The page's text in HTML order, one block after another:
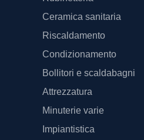
Ceramica sanitaria
Riscaldamento
Condizionamento
Bollitori e scaldabagni
Attrezzatura
Minuterie varie
Impiantistica